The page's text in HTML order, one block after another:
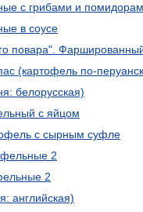
с грибами и
в соусе
повара".
(картофель по-
белорусская)
с яйцом
с сырным суфле
2
2
английская)